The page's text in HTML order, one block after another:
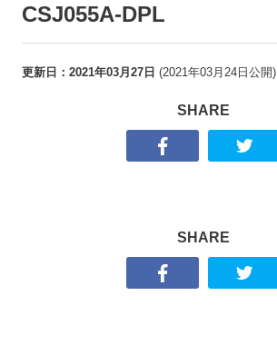
CSJ055A-DPL
更新日： 2021年03月27日 (2021年03月24日 公開)
SHARE
SHARE